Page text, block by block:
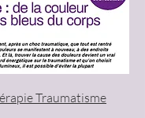
Traumatisme